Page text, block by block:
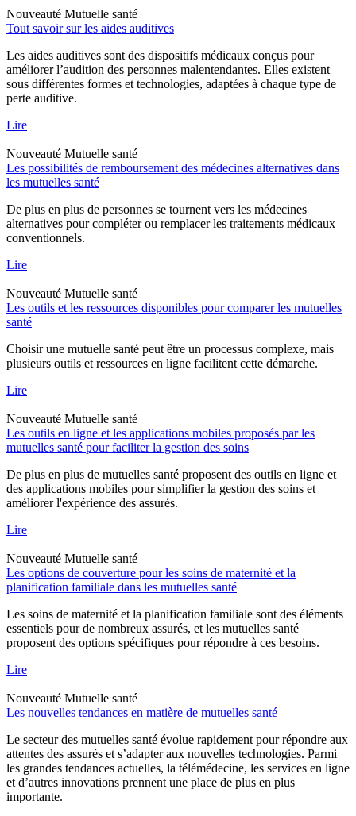
Nouveauté Mutuelle santé
Tout savoir sur les aides auditives
Les aides auditives sont des dispositifs médicaux conçus pour
améliorer l’audition des personnes malentendantes. Elles existent
sous différentes formes et technologies, adaptées à chaque type de
perte auditive.
Lire
Nouveauté Mutuelle santé
Les possibilités de remboursement des médecines alternatives dans
les mutuelles santé
De plus en plus de personnes se tournent vers les médecines
alternatives pour compléter ou remplacer les traitements médicaux
conventionnels.
Lire
Nouveauté Mutuelle santé
Les outils et les ressources disponibles pour comparer les mutuelles
santé
Choisir une mutuelle santé peut être un processus complexe, mais
plusieurs outils et ressources en ligne facilitent cette démarche.
Lire
Nouveauté Mutuelle santé
Les outils en ligne et les applications mobiles proposés par les
mutuelles santé pour faciliter la gestion des soins
De plus en plus de mutuelles santé proposent des outils en ligne et
des applications mobiles pour simplifier la gestion des soins et
améliorer l'expérience des assurés.
Lire
Nouveauté Mutuelle santé
Les options de couverture pour les soins de maternité et la
planification familiale dans les mutuelles santé
Les soins de maternité et la planification familiale sont des éléments
essentiels pour de nombreux assurés, et les mutuelles santé
proposent des options spécifiques pour répondre à ces besoins.
Lire
Nouveauté Mutuelle santé
Les nouvelles tendances en matière de mutuelles santé
Le secteur des mutuelles santé évolue rapidement pour répondre aux
attentes des assurés et s’adapter aux nouvelles technologies. Parmi
les grandes tendances actuelles, la télémédecine, les services en ligne
et d’autres innovations prennent une place de plus en plus
importante.